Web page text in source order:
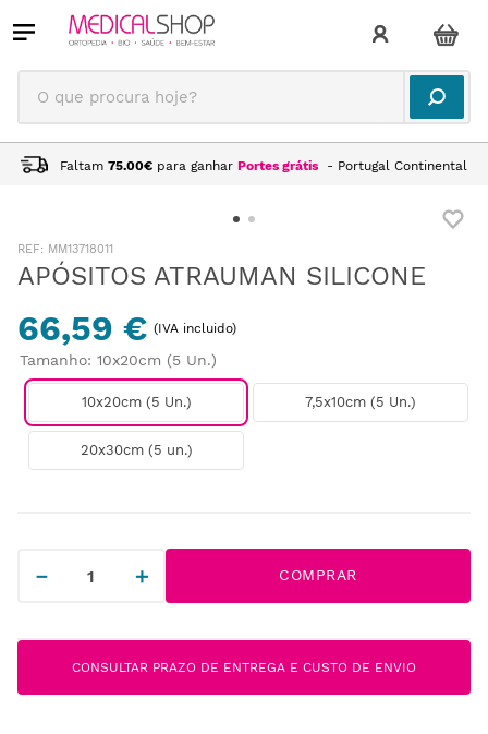
O que procura hoje?
Faltam 75.00€ para ganhar Portes grátis - Portugal Continental
: MM13718011
APÓSITOS ATRAUMAN SILICONE
66,59 € (IVA incluido)
Tamanho: 10x20cm (5 Un.)
10x20cm (5 Un.) 7,5x10cm (5 Un.)
20x30cm (5 un.)
＋
－ COMPRAR
CONSULTAR PRAZO DE ENTREGA E CUSTO DE ENVIO